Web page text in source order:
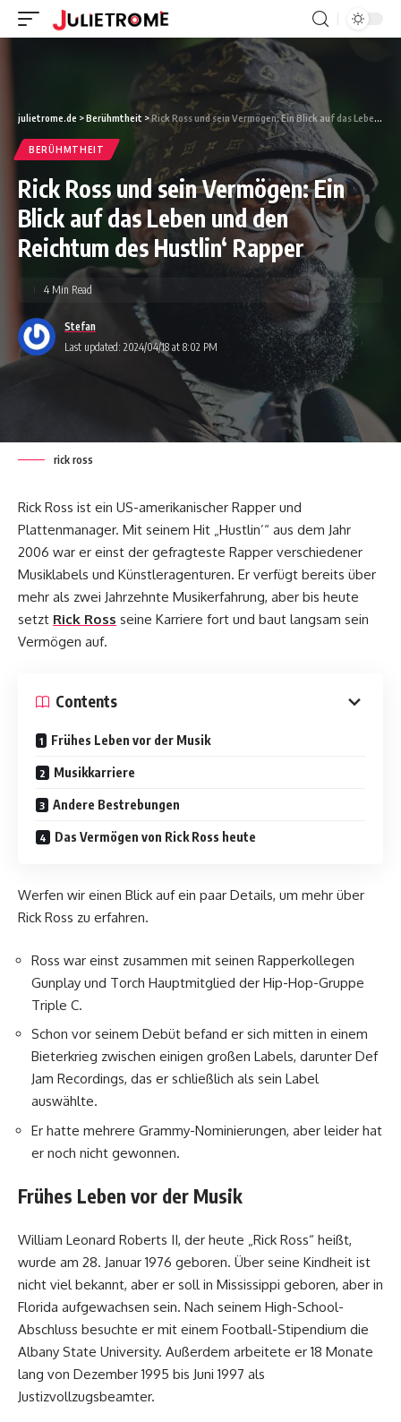
julietrome.de >Berühmtheit >Rick Ross und sein Vermögen: Ein Blick auf das Leben und den Reichtum des Hustlin‘ Rapper
BERÜHMTHEIT
Rick Ross und sein Vermögen: Ein
Blick auf das Leben und den
Reichtum des Hustlin‘ Rapper
Last updated: 2024/04/18 at 8:02 PM
Stefan
4 Min Read
rick ross
Rick Ross ist ein US-amerikanischer Rapper und
Plattenmanager. Mit seinem Hit „Hustlin’“ aus dem Jahr
2006 war er einst der gefragteste Rapper verschiedener
Musiklabels und Künstleragenturen. Er verfügt bereits über
mehr als zwei Jahrzehnte Musikerfahrung, aber bis heute
setzt Rick Ross seine Karriere fort und baut langsam sein
Vermögen auf.
Contents
Frühes Leben vor der Musik
Musikkarriere
Andere Bestrebungen
Das Vermögen von Rick Ross heute
Werfen wir einen Blick auf ein paar Details, um mehr über
Rick Ross zu erfahren.
Ross war einst zusammen mit seinen Rapperkollegen
Gunplay und Torch Hauptmitglied der Hip-Hop-Gruppe
Triple C.
Schon vor seinem Debüt befand er sich mitten in einem
Bieterkrieg zwischen einigen großen Labels, darunter Def
Jam Recordings, das er schließlich als sein Label
auswählte.
Er hatte mehrere Grammy-Nominierungen, aber leider hat
er noch nicht gewonnen.
Frühes Leben vor der Musik
William Leonard Roberts II, der heute „Rick Ross“ heißt,
wurde am 28. Januar 1976 geboren. Über seine Kindheit ist
nicht viel bekannt, aber er soll in Mississippi geboren, aber in
Florida aufgewachsen sein. Nach seinem High-School-
Abschluss besuchte er mit einem Football-Stipendium die
Albany State University. Außerdem arbeitete er 18 Monate
lang von Dezember 1995 bis Juni 1997 als
Justizvollzugsbeamter.